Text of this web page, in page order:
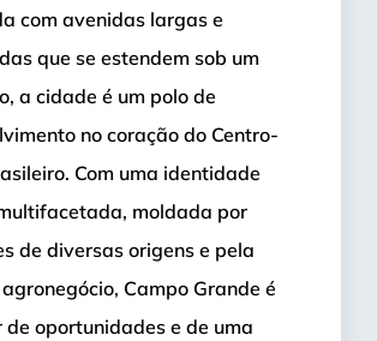
com avenidas largas e
que se estendem sob um
a cidade é um polo de
no coração do Centro-
Com uma identidade
moldada por
de diversas origens e pela
Campo Grande é
de oportunidades e de uma